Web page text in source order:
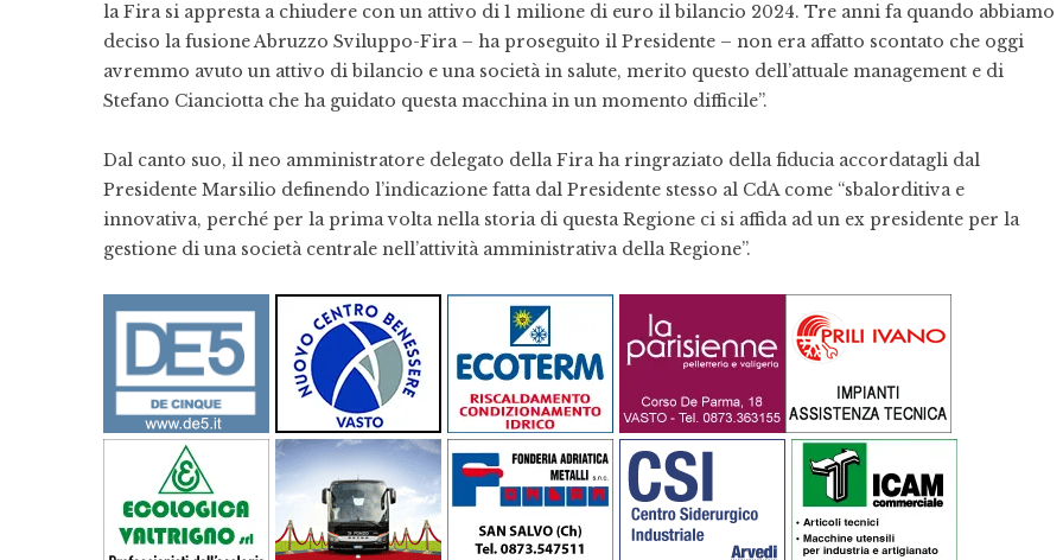
la Fira si appresta a chiudere con un attivo di 1 milione di euro il bilancio 2024. Tre anni fa quando abbiamo
deciso la fusione Abruzzo Sviluppo-Fira – ha proseguito il Presidente – non era affatto scontato che oggi
avremmo avuto un attivo di bilancio e una società in salute, merito questo dell’attuale management e di
Stefano Cianciotta che ha guidato questa macchina in un momento difficile”.
Dal canto suo, il neo amministratore delegato della Fira ha ringraziato della fiducia accordatagli dal
Presidente Marsilio definendo l’indicazione fatta dal Presidente stesso al CdA come “sbalorditiva e
innovativa, perché per la prima volta nella storia di questa Regione ci si affida ad un ex presidente per la
gestione di una società centrale nell’attività amministrativa della Regione”.